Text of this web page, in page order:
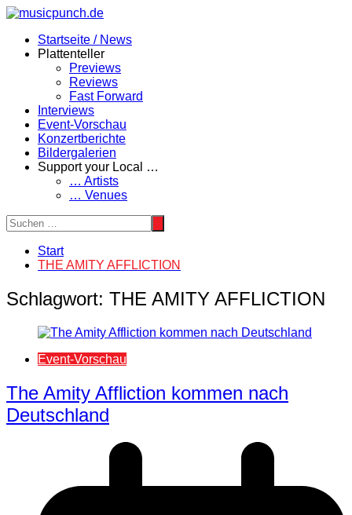
Zum
springenStartseite / News
Plattenteller
Previews
Reviews
Fast Forward
Interviews
Event-Vorschau
Konzertberichte
Bildergalerien
Support your Local …
… Artists
… Venues
Start
THE AMITY AFFLICTION
Schlagwort: THE AMITY AFFLICTION
Event-Vorschau
The Amity Affliction kommen nach
Deutschland